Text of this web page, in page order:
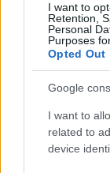
I want to
Retention,
Personal
Purposes
Opted Out
Google
I want to
related to
device
viselkedés
a
részéről
kezelése
azonban
amúgy is
Kihasználva